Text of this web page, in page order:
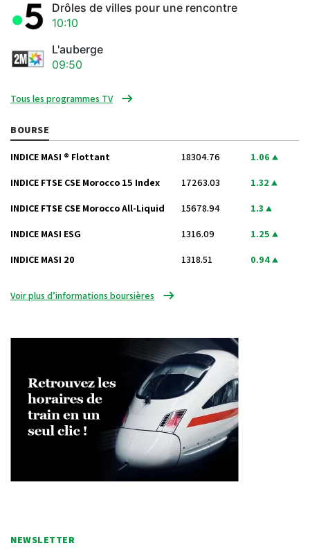
Drôles de villes pour une rencontre
10:10
L'auberge
09:50
Tous les programmes TV
BOURSE
INDICE MASI ® Flottant 18304.76 1.06
INDICE FTSE CSE Morocco 15 Index 17263.03 1.32
INDICE FTSE CSE Morocco All-Liquid 15678.94 1.3
INDICE MASI ESG 1316.09 1.25
INDICE MASI 20 1318.51 0.94
Voir plus d’informations boursières
NEWSLETTER